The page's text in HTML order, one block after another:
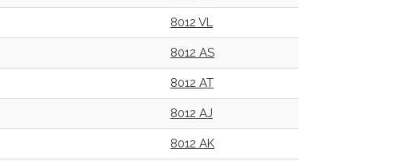
8012 VL
8012 AS
8012 AT
8012 AJ
8012 AK